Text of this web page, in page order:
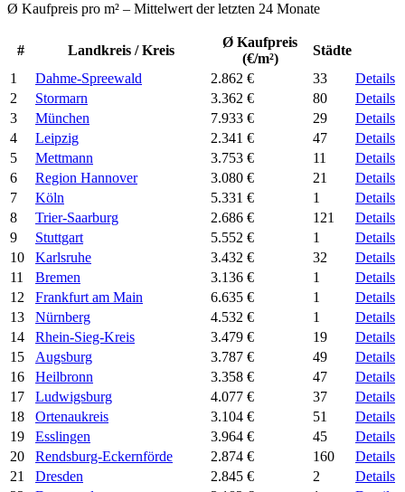
Ø Kaufpreis pro m² – Mittelwert der letzten 24 Monate
# Landkreis / Kreis
Ø Kaufpreis
(€/m²)
Städte
1
Dahme-Spreewald 2.862 € 33
Details
2
Stormarn 3.362 € 80
Details
3
München 7.933 € 29
Details
4
Leipzig 2.341 € 47
Details
5
Mettmann 3.753 € 11
Details
6
Region Hannover 3.080 € 21
Details
7
Köln 5.331 € 1
Details
8
Trier-Saarburg 2.686 € 121
Details
9
Stuttgart 5.552 € 1
Details
10
Karlsruhe 3.432 € 32
Details
11
Bremen 3.136 € 1
Details
12
Frankfurt am Main 6.635 € 1
Details
13
Nürnberg 4.532 € 1
Details
14
Rhein-Sieg-Kreis 3.479 € 19
Details
15
Augsburg 3.787 € 49
Details
16
Heilbronn 3.358 € 47
Details
17
Ludwigsburg 4.077 € 37
Details
18
Ortenaukreis 3.104 € 51
Details
19
Esslingen 3.964 € 45
Details
20
Rendsburg-Eckernförde 2.874 € 160
Details
21
Dresden 2.845 € 2
Details